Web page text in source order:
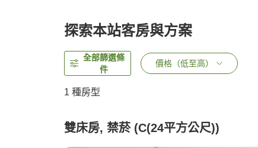
探索本站客房與方案
全部篩選條
件
價格（低至高）
1 種房型
雙床房, 禁菸 (C(24平方公尺))